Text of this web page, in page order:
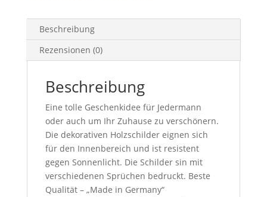
Beschreibung
Rezensionen (0)
Beschreibung
Eine tolle Geschenkidee für Jedermann
oder auch um Ihr Zuhause zu verschönern.
Die dekorativen Holzschilder eignen sich
für den Innenbereich und ist resistent
gegen Sonnenlicht. Die Schilder sin mit
verschiedenen Sprüchen bedruckt. Beste
Qualität – „Made in Germany“